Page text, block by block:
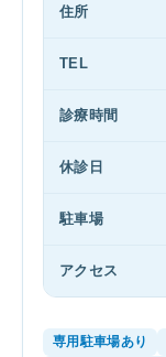
住所
TEL
診療時間
休診日
駐車場
アクセス
専用駐車場あり